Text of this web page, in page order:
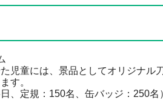
は、景品としてオリジナル刀
。
規：150名、缶バッジ：250名）